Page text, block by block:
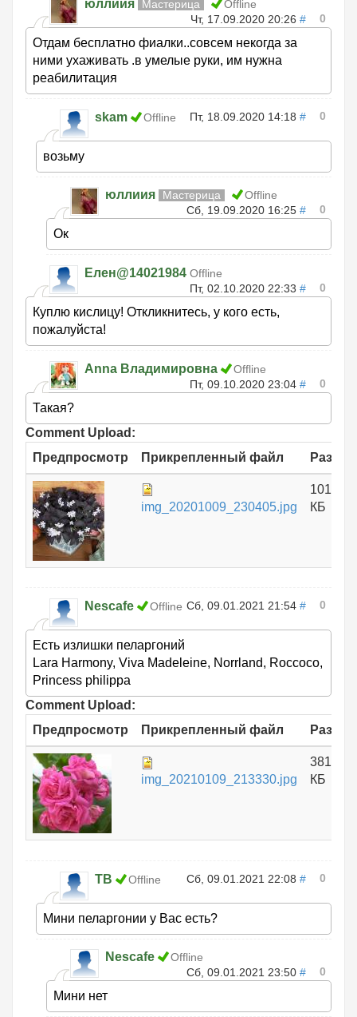
юллиия Мастерица
Offline
Чт, 17.09.2020 20:26 # 0
Отдам бесплатно фиалки..совсем некогда за
ними ухаживать .в умелые руки, им нужна
реабилитация
skam Offline Пт, 18.09.2020 14:18 # 0
возьму
юллиия Мастерица
Offline
Сб, 19.09.2020 16:25 # 0
Ок
Елен@14021984 Offline
Пт, 02.10.2020 22:33 # 0
Куплю кислицу! Откликнитесь, у кого есть,
пожалуйста!
Anna Владимировна
Offline
Пт, 09.10.2020 23:04 # 0
Такая?
Comment Upload:
Предпросмотр
Прикрепленный файл Размер
img_20201009_230405.jpg
1012.43
КБ
Nescafe Offline Сб, 09.01.2021 21:54 # 0
Есть излишки пеларгоний
Lara Harmony, Viva Madeleine, Norrland, Roccoco,
Princess philippa
Comment Upload:
Предпросмотр
Прикрепленный файл Размер
img_20210109_213330.jpg
381.24
КБ
ТВ Offline Сб, 09.01.2021 22:08 # 0
Мини пеларгонии у Вас есть?
Nescafe
Offline
Сб, 09.01.2021 23:50 # 0
Мини нет